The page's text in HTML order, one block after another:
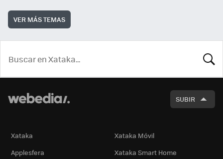
VER MÁS TEMAS
SUBIR
Xataka
Xataka Móvil
Applesfera
Xataka Smart Home